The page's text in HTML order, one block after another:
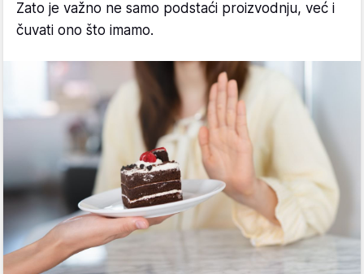
Zato je važno ne samo podstaći proizvodnju, već i
čuvati ono što imamo.